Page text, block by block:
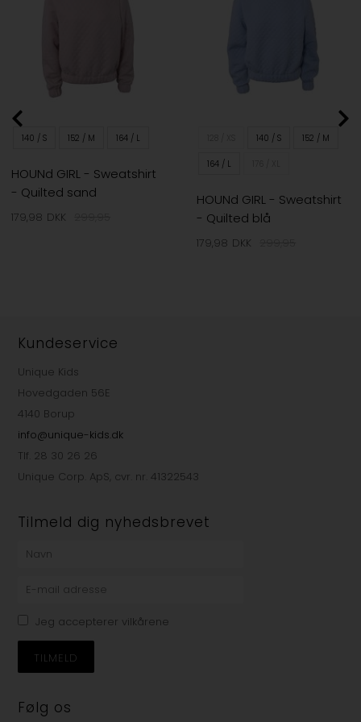
140 / S 152 / M 164 / L
HOUNd GIRL - Sweatshirt
- Quilted sand
179,98 DKK
140 / S 152 / M
164 / L
HOUNd GIRL - Sweatshirt
- Quilted blå
179,98 DKK
Kundeservice
Unique Kids
Hovedgaden 56E
4140 Borup
info@unique-kids.dk
Tlf. 28 30 26 26
Unique Corp. ApS, cvr. nr. 41322543
Tilmeld dig nyhedsbrevet
Jeg accepterer vilkårene
Følg os